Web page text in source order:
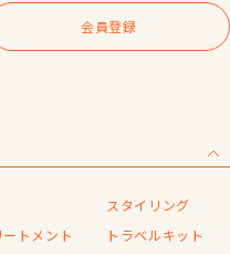
支援について
ショナーサンプル（２種）プレ
！
会員登録
トメント
スタイリング
トラベルキット
録
る」をタップしていただき、